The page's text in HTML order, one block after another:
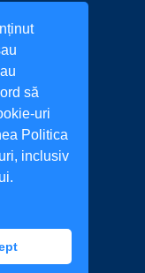
să
uri
Politica
inclusiv